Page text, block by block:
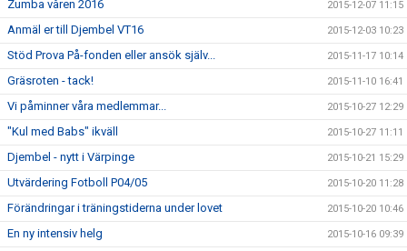
Zumba våren 2016 2015-12-07 11:15
Anmäl er till Djembel VT16 2015-12-03 10:23
Stöd Prova På-fonden eller ansök själv... 2015-11-17 10:14
Gräsroten - tack! 2015-11-10 16:41
Vi påminner våra medlemmar... 2015-10-27 12:29
"Kul med Babs" ikväll 2015-10-27 11:11
Djembel - nytt i Värpinge 2015-10-21 15:29
Utvärdering Fotboll P04/05 2015-10-20 11:28
Förändringar i träningstiderna under lovet 2015-10-20 10:46
En ny intensiv helg 2015-10-16 09:39